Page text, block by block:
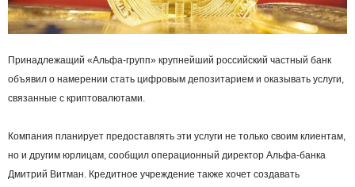
Принадлежащий «Альфа-групп» крупнейший российский частный банк
объявил о намерении стать цифровым депозитарием и оказывать услуги,
связанные с криптовалютами.
Компания планирует предоставлять эти услуги не только своим клиентам,
но и другим юрлицам, сообщил операционный директор Альфа-банка
Дмитрий Витман. Кредитное учреждение также хочет создавать